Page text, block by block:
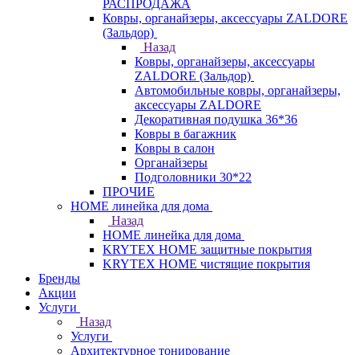
РАСПРОДАЖА
Ковры, органайзеры, аксессуары ZALDORE
(Зальдор)
Назад
Ковры, органайзеры, аксессуары
ZALDORE (Зальдор)
Автомобильные ковры, органайзеры,
аксессуары ZALDORE
Декоративная подушка 36*36
Ковры в багажник
Ковры в салон
Органайзеры
Подголовники 30*22
ПРОЧИЕ
HOME линейка для дома
Назад
HOME линейка для дома
KRYTEX HOME защитные покрытия
KRYTEX HOME чистящие покрытия
Бренды
Акции
Услуги
Назад
Услуги
Архитектурное тонирование